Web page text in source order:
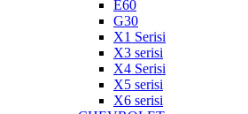
E60
G30
X1 Serisi
X3 serisi
X4 Serisi
X5 serisi
X6 serisi